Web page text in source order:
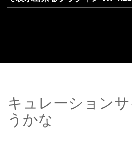
キュレーション
うかな